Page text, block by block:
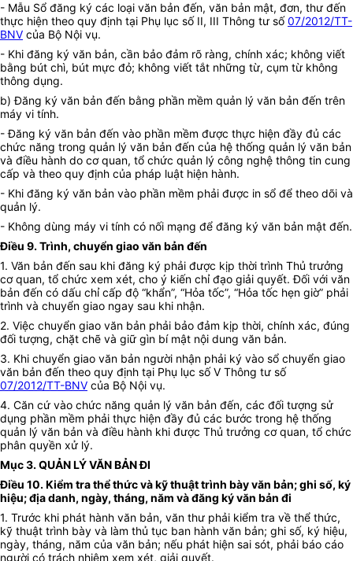
- Mẫu Sổ đăng ký các loại văn bản đến, văn bản mật, đơn, thư đến
thực hiện theo quy định tại Phụ lục số II, III Thông tư số07/2012/TT-
BNV của Bộ Nội vụ.
- Khi đăng ký văn bản, cần bảo đảm rõ ràng, chính xác; không viết
bằng bút chì, bút mực đỏ; không viết tắt những từ, cụm từ không
thông dụng.
b) Đăng ký văn bản đến bằng phần mềm quản lý văn bản đến trên
máy vi tính.
- Đăng ký văn bản đến vào phần mềm được thực hiện đầy đủ các
chức năng trong quản lý văn bản đến của hệ thống quản lý văn bản
và điều hành do cơ quan, tổ chức quản lý công nghệ thông tin cung
cấp và theo quy định của pháp luật hiện hành.
- Khi đăng ký văn bản vào phần mềm phải được in sổ để theo dõi và
quản lý.
- Không dùng máy vi tính có nối mạng để đăng ký văn bản mật đến.
Điều 9. Trình, chuyển giao văn bản đến
1. Văn bản đến sau khi đăng ký phải được kịp thời trình Thủ trưởng
cơ quan, tổ chức xem xét, cho ý kiến chỉ đạo giải quyết. Đối với văn
bản đến có dấu chỉ cấp độ “khẩn”, “Hỏa tốc”, “Hỏa tốc hẹn giờ” phải
trình và chuyển giao ngay sau khi nhận.
2. Việc chuyển giao văn bản phải bảo đảm kịp thời, chính xác, đúng
đối tượng, chặt chẽ và giữ gìn bí mật nội dung văn bản.
3. Khi chuyển giao văn bản người nhận phải ký vào sổ chuyển giao
văn bản đến theo quy định tại Phụ lục số V Thông tư số
07/2012/TT-BNV của Bộ Nội vụ.
4. Căn cứ vào chức năng quản lý văn bản đến, các đối tượng sử
dụng phần mềm phải thực hiện đầy đủ các bước trong hệ thống
quản lý văn bản và điều hành khi được Thủ trưởng cơ quan, tổ chức
phân quyền xử lý.
Mục 3. QUẢN LÝ VĂN BẢN ĐI
Điều 10. Kiểm tra thể thức và kỹ thuật trình bày văn bản; ghi số, ký
hiệu; địa danh, ngày, tháng, năm và đăng ký văn bản đi
1. Trước khi phát hành văn bản, văn thư phải kiểm tra về thể thức,
kỹ thuật trình bày và làm thủ tục ban hành văn bản; ghi số, ký hiệu,
ngày, tháng, năm của văn bản; nếu phát hiện sai sót, phải báo cáo
người có trách nhiệm xem xét, giải quyết.